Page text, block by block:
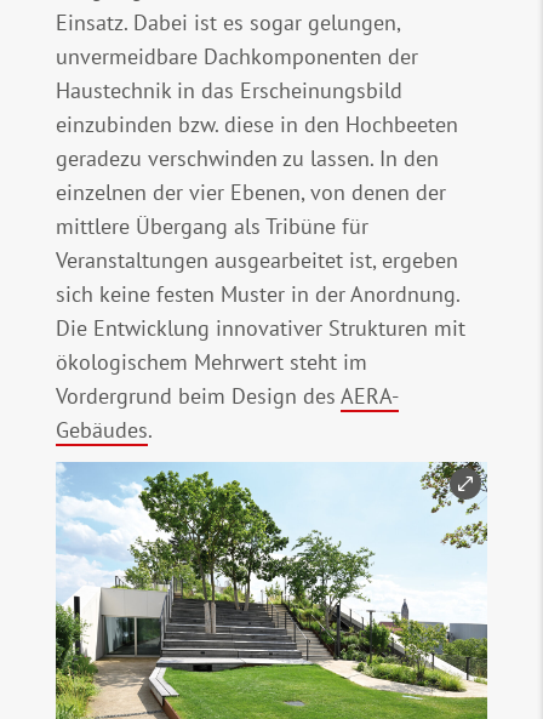
Einsatz. Dabei ist es sogar gelungen,
unvermeidbare Dachkomponenten der
Haustechnik in das Erscheinungsbild
einzubinden bzw. diese in den Hochbeeten
geradezu verschwinden zu lassen. In den
einzelnen der vier Ebenen, von denen der
mittlere Übergang als Tribüne für
Veranstaltungen ausgearbeitet ist, ergeben
sich keine festen Muster in der Anordnung.
Die Entwicklung innovativer Strukturen mit
ökologischem Mehrwert steht im
Vordergrund beim Design des AERA-
Gebäudes.